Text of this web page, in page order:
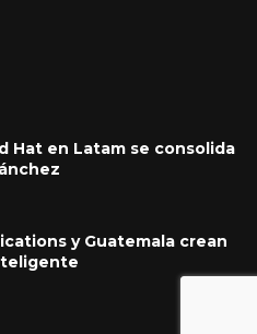
Hat en Latam se consolida
y Guatemala crean